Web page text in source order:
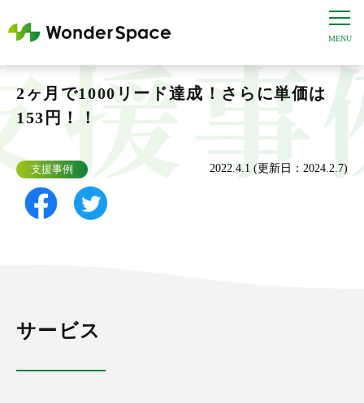
2ヶ月で1000リード達成！さらに単価は
153円！！
支援事例 2022.4.1 (更新日：2024.2.7)
サービス